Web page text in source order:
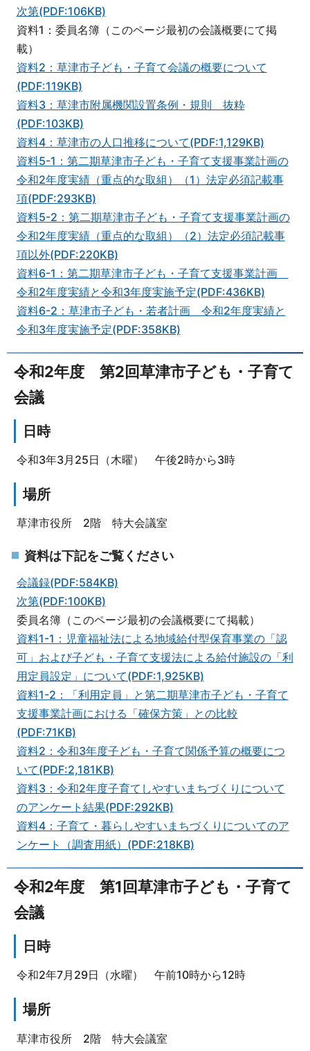
次第(PDF:106KB)
資料1：委員名簿（このページ最初の会議概要にて掲
載）
資料2：草津市子ども・子育て会議の概要について
(PDF:119KB)
資料3：草津市附属機関設置条例・規則 抜粋
(PDF:103KB)
資料4：草津市の人口推移について(PDF:1,129KB)
資料5-1：第二期草津市子ども・子育て支援事業計画の
令和2年度実績（重点的な取組）（1）法定必須記載事
項(PDF:293KB)
資料5-2：第二期草津市子ども・子育て支援事業計画の
令和2年度実績（重点的な取組）（2）法定必須記載事
項以外(PDF:220KB)
資料6-1：第二期草津市子ども・子育て支援事業計画
令和2年度実績と令和3年度実施予定(PDF:436KB)
資料6-2：草津市子ども・若者計画 令和2年度実績と
令和3年度実施予定(PDF:358KB)
令和2年度 第2回草津市子ども・子育て
会議
日時
令和3年3月25日（木曜） 午後2時から3時
場所
草津市役所 2階 特大会議室
資料は下記をご覧ください
会議録(PDF:584KB)
次第(PDF:100KB)
委員名簿（このページ最初の会議概要にて掲載）
資料1-1：児童福祉法による地域給付型保育事業の「認
可」および子ども・子育て支援法による給付施設の「利
用定員設定」について(PDF:1,925KB)
資料1-2：「利用定員」と第二期草津市子ども・子育て
支援事業計画における「確保方策」との比較
(PDF:71KB)
資料2：令和3年度子ども・子育て関係予算の概要につ
いて(PDF:2,181KB)
資料3：令和2年度子育てしやすいまちづくりについて
のアンケート結果(PDF:292KB)
資料4：子育て・暮らしやすいまちづくりについてのア
ンケート（調査用紙）(PDF:218KB)
令和2年度 第1回草津市子ども・子育て
会議
日時
令和2年7月29日（水曜） 午前10時から12時
場所
草津市役所 2階 特大会議室